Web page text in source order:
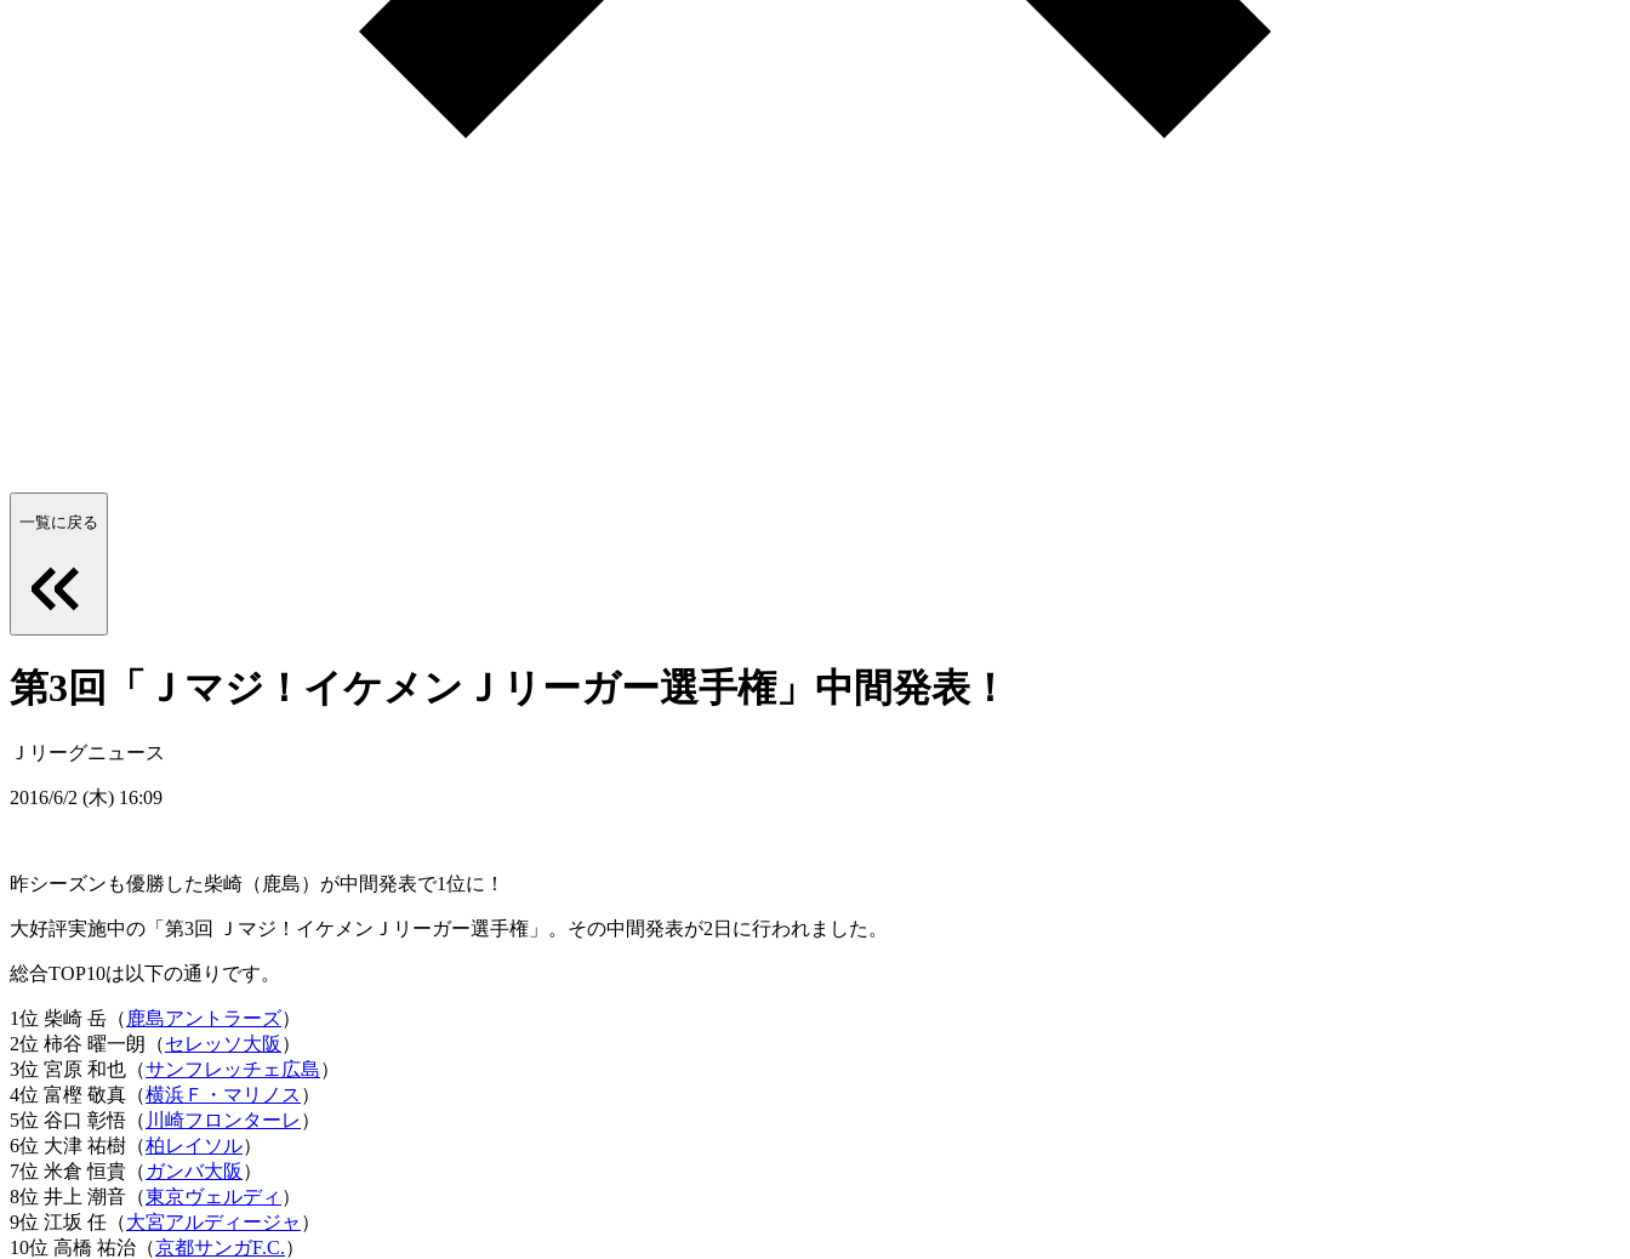
一覧に戻る
第3回「Ｊマジ！イケメンＪリーガー選手権」中間発表！
Ｊリーグニュース
2016/6/2 (木) 16:09
昨シーズンも優勝した柴崎（鹿島）が中間発表で1位に！
大好評実施中の「第3回 Ｊマジ！イケメンＪリーガー選手権」。その中間発表が2日に行われました。
総合TOP10は以下の通りです。
1位 柴崎 岳（ 鹿島アントラーズ）
2位 柿谷 曜一朗（セレッソ大阪 ）
3位 宮原 和也（サンフレッチェ広島）
4位 富樫 敬真（横浜Ｆ・マリノス ）
5位 谷口 彰悟（ 川崎フロンターレ ）
6位 大津 祐樹（柏レイソル）
7位 米倉 恒貴（ ガンバ大阪 ）
8位 井上 潮音（東京ヴェルディ ）
9位 江坂 任（大宮アルディージャ ）
10位 高橋 祐治（京都サンガF.C.）